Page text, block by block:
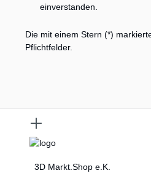
einverstanden.
Die mit einem Stern (*)
Pflichtfelder.
3D Markt.Shop e.K.